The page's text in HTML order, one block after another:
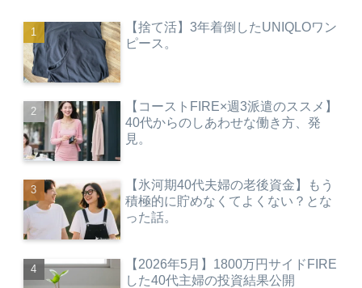
【捨て活】3年着倒したUNIQLOワン
ピース。
【コーストFIRE×週3派遣のススメ】
40代からのしあわせな働き方、発
見。
【氷河期40代夫婦の老後資金】もう
積極的に貯めなくてよくない？とな
った話。
【2026年5月】1800万円サイドFIRE
した40代主婦の投資結果公開